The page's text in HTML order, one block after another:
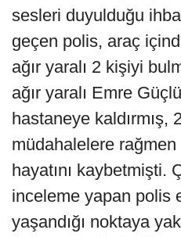
sesleri duyulduğu
geçen polis, araç
ağır yaralı 2 kişiyi
ağır yaralı Emre
hastaneye kaldırmış,
müdahalelere rağmen
hayatını kaybetmişti.
inceleme yapan polis
yaşandığı noktaya